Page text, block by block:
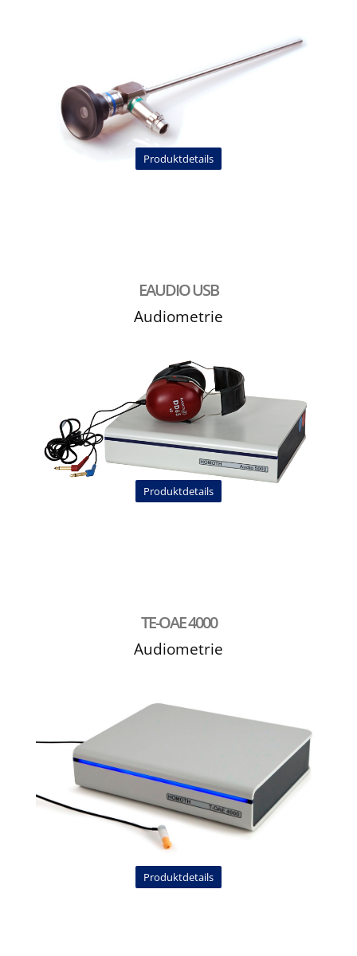
Produktdetails
EAUDIO USB
Audiometrie
Produktdetails
TE-OAE 4000
Audiometrie
Produktdetails